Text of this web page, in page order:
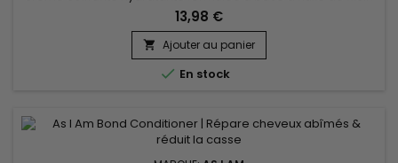
noire, idéale pour les coiffures comme vos tresses, twist-out,
etc... As I Am - Jamaican Black Castor Oil - Smoothie offre
une fixation puissante sans alourdir vos cheveux.
13,98 €
 Ajouter au panier
 En stock